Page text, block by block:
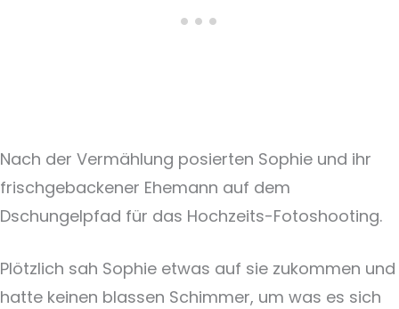
Nach der Vermählung posierten Sophie und ihr
frischgebackener Ehemann auf dem
Dschungelpfad für das Hochzeits-Fotoshooting.
Plötzlich sah Sophie etwas auf sie zukommen und
hatte keinen blassen Schimmer, um was es sich